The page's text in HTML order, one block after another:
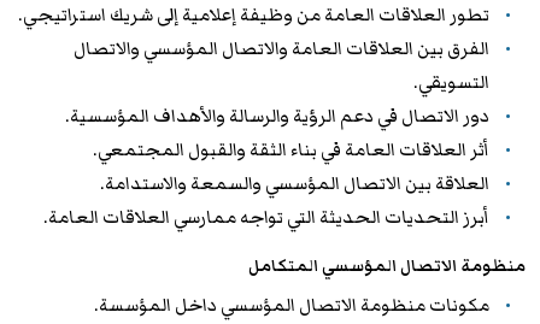
تطور العلاقات العامة من وظيفة إعلامية إلى شريك استراتيجي.
الفرق بين العلاقات العامة والاتصال المؤسسي والاتصال
التسويقي.
دور الاتصال في دعم الرؤية والرسالة والأهداف المؤسسية.
أثر العلاقات العامة في بناء الثقة والقبول المجتمعي.
العلاقة بين الاتصال المؤسسي والسمعة والاستدامة.
أبرز التحديات الحديثة التي تواجه ممارسي العلاقات العامة.
منظومة الاتصال المؤسسي المتكامل
مكونات منظومة الاتصال المؤسسي داخل المؤسسة.